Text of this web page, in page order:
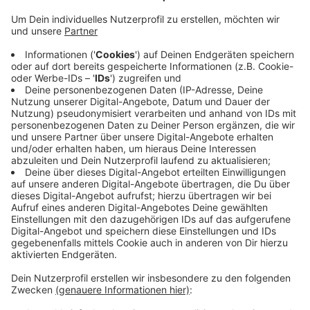
In Lüdinghausen und Nottuln sorgte Starkregen bei
Christoph Nolte zieht Bilanz: "Der Schwerpunkt lag
hierbei bei vollgelaufenen Kellern. Vollgelaufen
insofern, dass durchschnittlich zehn bis 15 Zentimeter
Wasser anzutreffen waren, wo die Feuerwehr natürlich
auch eingreifen kann." Insgesamt waren über 40
Einsatzkräfte unterwegs. Sie mussten sich vereinzelt
auch um umgekippte Bäume an Straßen und Wegen
kümmern. Dabei wurde ein Feuerwehrmann leicht
verletzt. Mittlerweile ist er wohlauf und aus dem
Krankenhaus entlassen.
Anzeige